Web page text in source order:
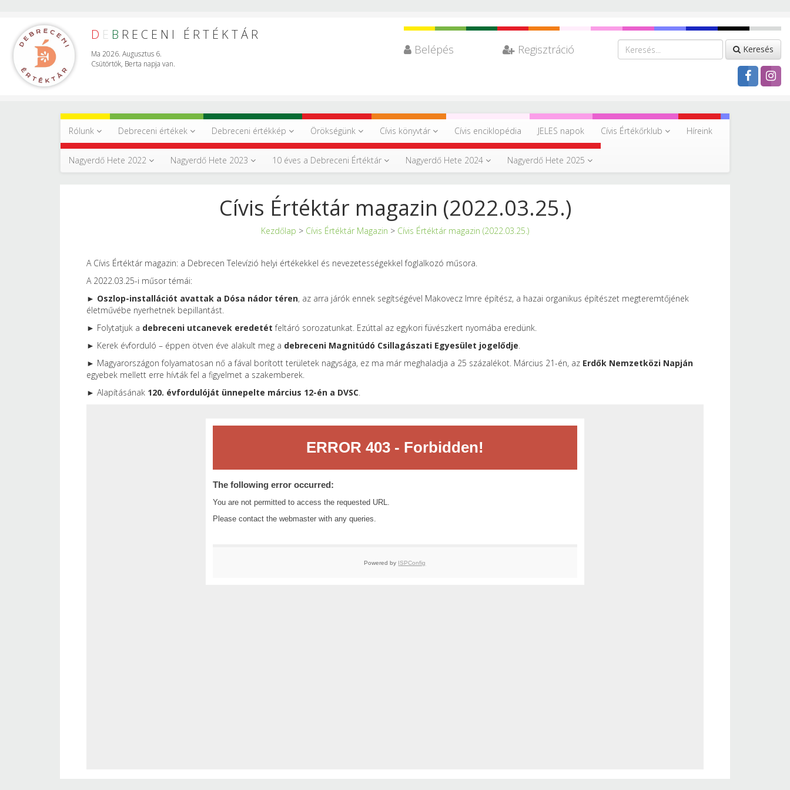
D E B RECENI ÉRTÉKTÁR
Ma 2026. Augusztus 6.
Csütörtök, Berta napja van.
Belépés Regisztráció Keresés
Rólunk Debreceni értékek Debreceni értékkép Örökségünk Cívis könyvtár Cívis enciklopédia JELES napok Cívis Értékőrklub Híreink
Nagyerdő Hete 2022 Nagyerdő Hete 2023 10 éves a Debreceni Értéktár Nagyerdő Hete 2024 Nagyerdő Hete 2025
Cívis Értéktár magazin (2022.03.25.)
Kezdőlap > Cívis Értéktár Magazin > Cívis Értéktár magazin (2022.03.25.)
A Cívis Értéktár magazin: a Debrecen Televízió helyi értékekkel és nevezetességekkel foglalkozó műsora.
A 2022.03.25-i műsor témái:
► Oszlop-installációt avattak a Dósa nádor téren, az arra járók ennek segítségével Makovecz Imre építész, a hazai organikus építészet megteremtőjének
életművébe nyerhetnek bepillantást.
► Folytatjuk a debreceni utcanevek eredetét feltáró sorozatunkat. Ezúttal az egykori füvészkert nyomába eredünk.
► Kerek évforduló – éppen ötven éve alakult meg a debreceni Magnitúdó Csillagászati Egyesület jogelődje.
► Magyarországon folyamatosan nő a fával borított területek nagysága, ez ma már meghaladja a 25 százalékot. Március 21-én, az Erdők Nemzetközi Napján
egyebek mellett erre hívták fel a figyelmet a szakemberek.
► Alapításának 120. évfordulóját ünnepelte március 12-én a DVSC.